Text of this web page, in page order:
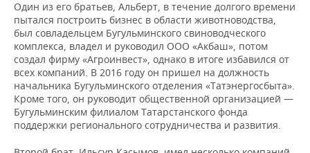
Один из его братьев, Альберт, в течение долгого времени
пытался построить бизнес в области животноводства,
был совладельцем Бугульминского свиноводческого
комплекса, владел и руководил ООО «Акбаш», потом
создал фирму «Агроинвест», однако в итоге избавился от
всех компаний. В 2016 году он пришел на должность
начальника Бугульминского отделения «Татэнергосбыта».
Кроме того, он руководит общественной организацией —
Бугульминским филиалом Татарстанского фонда
поддержки регионального сотрудничества и развития.